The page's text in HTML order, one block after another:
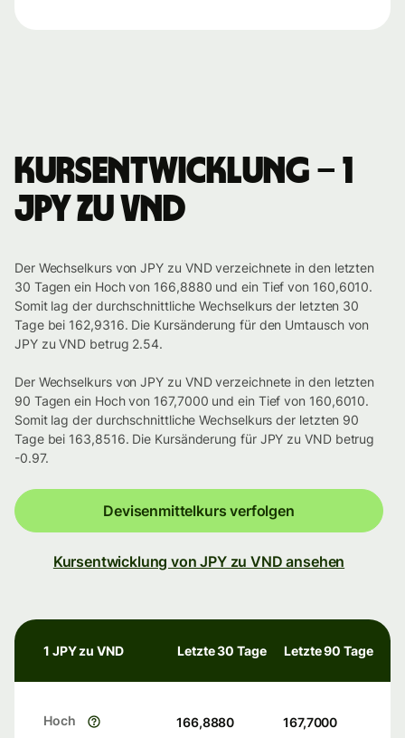
Kursentwicklung – 1
JPY zu VND
Der Wechselkurs von JPY zu VND verzeichnete in den letzten
30 Tagen ein Hoch von 166,8880 und ein Tief von 160,6010.
Somit lag der durchschnittliche Wechselkurs der letzten 30
Tage bei 162,9316. Die Kursänderung für den Umtausch von
JPY zu VND betrug 2.54.
Der Wechselkurs von JPY zu VND verzeichnete in den letzten
90 Tagen ein Hoch von 167,7000 und ein Tief von 160,6010.
Somit lag der durchschnittliche Wechselkurs der letzten 90
Tage bei 163,8516. Die Kursänderung für JPY zu VND betrug
-0.97.
Devisenmittelkurs verfolgen
Kursentwicklung von JPY zu VND ansehen
1 JPY zu VND Letzte 30 Tage Letzte 90 Tage
Hoch 166,8880 167,7000